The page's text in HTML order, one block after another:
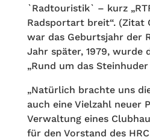
`Radtouristik` – kurz
Radsportart breit“. (Zitat
war das Geburtsjahr der
Jahr später, 1979, wurde
„Rund um das
„Natürlich brachte uns
auch eine Vielzahl neuer
Verwaltung eines
für den Vorstand des